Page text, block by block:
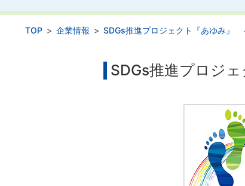
トップメッセージ
役員一覧
トップメッセージ IR
財務ハイライト IR
個人投
ニュースリリース お知ら
エコノミクス甲子園 ギャ
新卒採用 中途採
関連会社の採用情報
手数料一覧
商品概要説明一覧 資
TOP 企業情報 SDGs推進プロジェクト『あゆみ』
SDGs推進プロジ